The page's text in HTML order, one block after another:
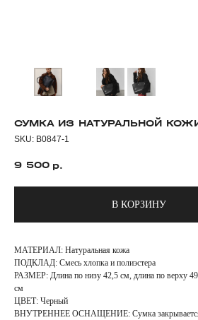
СУМКА ИЗ НАТУРАЛЬНОЙ
SKU: B0847-1
9 500 р.
В КОРЗИНУ
МАТЕРИАЛ: Натуральная кожа
ПОДКЛАД: Смесь хлопка и полиэстера
РАЗМЕР: Длина по низу 42,5 см, длина по верху
см
ЦВЕТ: Черный
ВНУТРЕННЕЕ ОСНАЩЕНИЕ: Сумка закрывается